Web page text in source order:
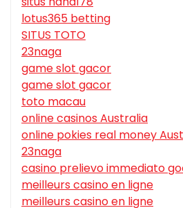
lotus365 betting
SITUS TOTO
23naga
game slot gacor
game slot gacor
toto macau
online casinos Australia
online pokies real money
23naga
casino prelievo immediato
meilleurs casino en ligne
meilleurs casino en ligne